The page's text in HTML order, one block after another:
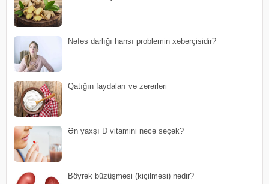
Nəfəs darlığı hansı problemin xəbərçisidir?
Qatığın faydaları və zərərləri
Ən yaxşı D vitamini necə seçək?
Böyrək büzüşməsi (kiçilməsi) nədir?